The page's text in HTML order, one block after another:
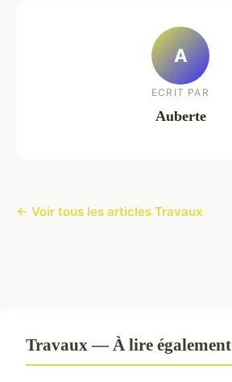
A
ECRIT PAR
Auberte
← Voir tous les articles Travaux
Travaux — À lire également